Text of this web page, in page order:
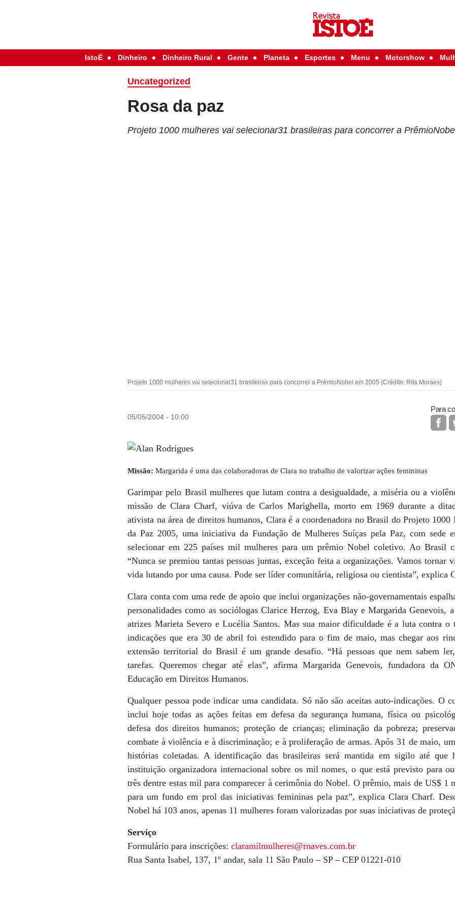
IstoÉ Dinheiro Dinheiro Rural Gente Planeta Esportes Menu Motorshow
Uncategorized
Rosa da paz
Projeto 1000 mulheres vai selecionar31 brasileiras para concorrer a
Projeto 1000 mulheres vai selecionar31 brasileiras para concorrer a PrêmioNobel em 2005 (Crédito: Rita Moraes)
05/05/2004 - 10:00
Para
Missão: Margarida é uma das colaboradoras de Clara no trabalho de valorizar ações femininas
Garimpar pelo Brasil mulheres que lutam contra a desigualdade, a miséria ou a
missão de Clara Charf, viúva de Carlos Marighella, morto em 1969 durante a
ativista na área de direitos humanos, Clara é a coordenadora no Brasil do Projeto
da Paz 2005, uma iniciativa da Fundação de Mulheres Suíças pela Paz, com sede
selecionar em 225 países mil mulheres para um prêmio Nobel coletivo. Ao Brasil
“Nunca se premiou tantas pessoas juntas, exceção feita a organizações. Vamos tornar
vida lutando por uma causa. Pode ser líder comunitária, religiosa ou cientista”, explica
Clara conta com uma rede de apoio que inclui organizações não-governamentais
personalidades como as sociólogas Clarice Herzog, Eva Blay e Margarida Genevois,
atrizes Marieta Severo e Lucélia Santos. Mas sua maior dificuldade é a luta contra o
indicações que era 30 de abril foi estendido para o fim de maio, mas chegar aos
extensão territorial do Brasil é um grande desafio. “Há pessoas que nem sabem
tarefas. Queremos chegar até elas”, afirma Margarida Genevois, fundadora da
Educação em Direitos Humanos.
Qualquer pessoa pode indicar uma candidata. Só não são aceitas auto-indicações. O
inclui hoje todas as ações feitas em defesa da segurança humana, física ou
defesa dos direitos humanos; proteção de crianças; eliminação da pobreza;
combate à violência e à discriminação; e à proliferação de armas. Após 31 de maio,
histórias coletadas. A identificação das brasileiras será mantida em sigilo até que
instituição organizadora internacional sobre os mil nomes, o que está previsto para
três dentre estas mil para comparecer à cerimônia do Nobel. O prêmio, mais de US$ 1
para um fundo em prol das iniciativas femininas pela paz”, explica Clara Charf.
Nobel há 103 anos, apenas 11 mulheres foram valorizadas por suas iniciativas de
Serviço
Formulário para inscrições:claramilmulheres@rnaves.com.br
Rua Santa Isabel, 137, 1º andar, sala 11 São Paulo – SP – CEP 01221-010